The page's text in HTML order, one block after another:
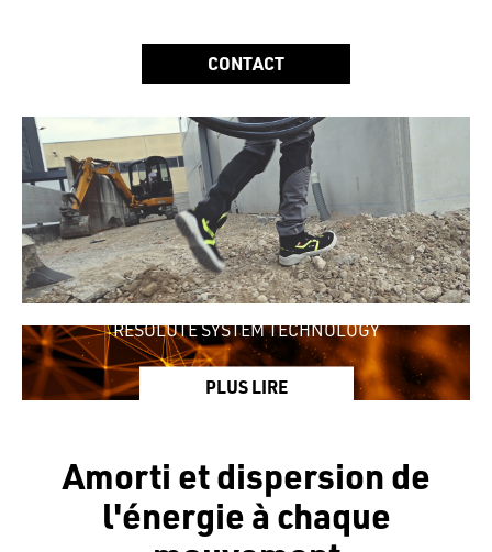
CONTACT
RESOLUTE SYSTEM TECHNOLOGY
PLUS LIRE
Amorti et dispersion de
l'énergie à chaque